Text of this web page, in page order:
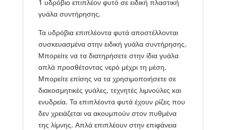
1 υδρόβιο επιπλέον φυτό σε ειδική πλαστική
γυάλα συντήρησης.
Τα υδρόβια επιπλέοντα φυτά αποστέλλονται
συσκευασμένα στην ειδική γυάλα συντήρησης.
Μπορείτε να τα διατηρήσετε στην ίδια γυάλα
απλά προσθέτοντας νερό μέχρι τη μέση.
Μπορείτε επίσης να τα χρησιμοποιήσετε σε
διακοσμητικές γυάλες, τεχνητές λιμνούλες και
ενυδρεία. Τα επιπλέοντα φυτά έχουν ρίζες που
δεν χρειάζεται να ακουμπούν στον πυθμένα
της λίμνης. Απλά επιπλέουν στην επιφάνεια